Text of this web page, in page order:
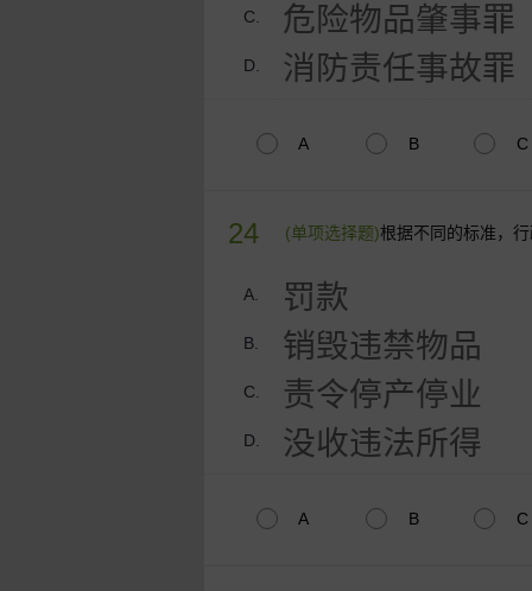
C. 危险物品肇事罪
D. 消防责任事故罪
A B C
24 (单项选择题)根据不同的标准，
A. 罚款
B. 销毁违禁物品
C. 责令停产停业
D. 没收违法所得
A B C